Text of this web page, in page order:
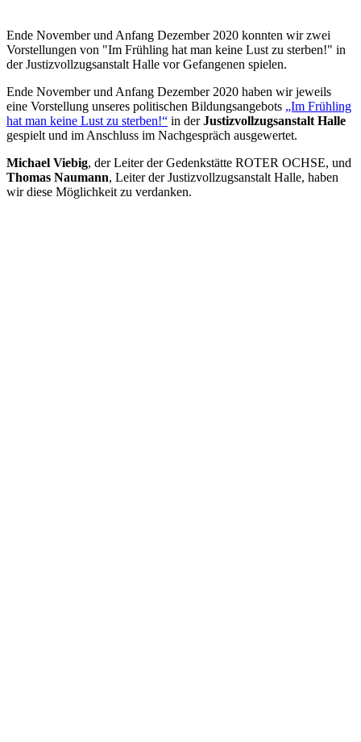
Ende November und Anfang Dezember 2020 konnten wir zwei
Vorstellungen von "Im Frühling hat man keine Lust zu sterben!" in
der Justizvollzugsanstalt Halle vor Gefangenen spielen.
Ende November und Anfang Dezember 2020 haben wir jeweils
eine Vorstellung unseres politischen Bildungsangebots „Im Frühling
hat man keine Lust zu sterben!“ in derJustizvollzugsanstalt Halle
gespielt und im Anschluss im Nachgespräch ausgewertet.
Michael Viebig, der Leiter der Gedenkstätte ROTER OCHSE, und
Thomas Naumann, Leiter der Justizvollzugsanstalt Halle, haben
wir diese Möglichkeit zu verdanken.